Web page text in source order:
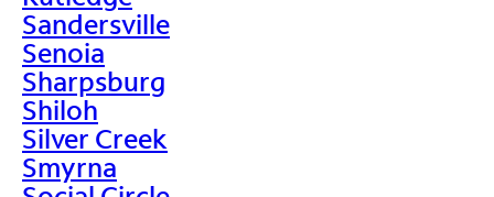
Sandersville
Senoia
Sharpsburg
Shiloh
Silver Creek
Smyrna